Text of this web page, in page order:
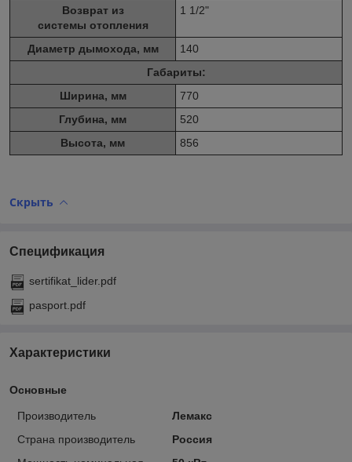
Возврат из
системы отопления
1 1/2"
Диаметр дымохода, мм
140
Габариты:
Ширина, мм
770
Глубина, мм
520
Высота, мм
856
Скрыть
Спецификация
sertifikat_lider.pdf
pasport.pdf
Характеристики
Основные
Производитель
Лемакс
Страна производитель
Россия